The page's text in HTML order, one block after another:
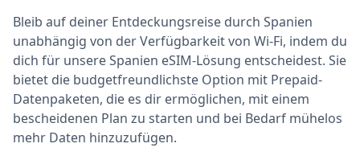
Bleib auf deiner Entdeckungsreise durch Spanien
unabhängig von der Verfügbarkeit von Wi-Fi, indem du
dich für unsere Spanien eSIM-Lösung entscheidest. Sie
bietet die budgetfreundlichste Option mit Prepaid-
Datenpaketen, die es dir ermöglichen, mit einem
bescheidenen Plan zu starten und bei Bedarf mühelos
mehr Daten hinzuzufügen.